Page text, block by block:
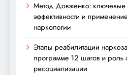
Метод Довженко: ключевые
эффективности и
наркологии
Этапы реабилитации
программе 12 шагов и роль
ресоциализации